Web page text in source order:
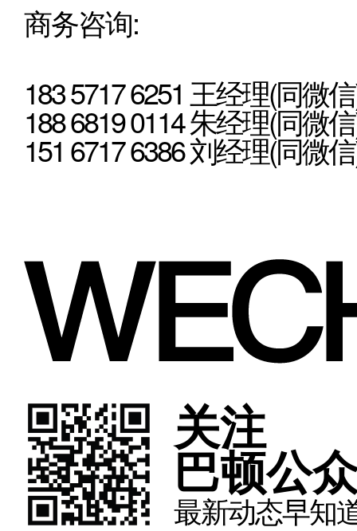
商务咨询:
183 5717 6251 王经理(同微
188 6819 0114 朱经理(同微
151 6717 6386 刘经理(同微
关注
巴顿公
最新动态早知